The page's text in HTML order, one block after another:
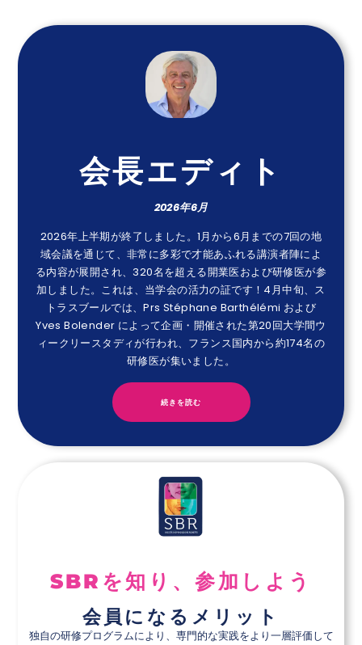
会長エディト
2026年6月
2026年上半期が終了しました。1月から6月までの7回の地
域会議を通じて、非常に多彩で才能あふれる講演者陣によ
る内容が展開され、320名を超える開業医および研修医が参
加しました。これは、当学会の活力の証です！4月中旬、ス
トラスブールでは、Prs Stéphane Barthélémi および
Yves Bolender によって企画・開催された第20回大学間ウ
ィークリースタディが行われ、フランス国内から約174名の
研修医が集いました。
続きを読む
SBRを知り、参加しよう
会員になるメリット
独自の研修プログラムにより、専門的な実践をより一層評価して